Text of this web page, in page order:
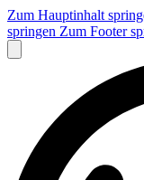
Zum Hauptinhalt
springen Zum Footer